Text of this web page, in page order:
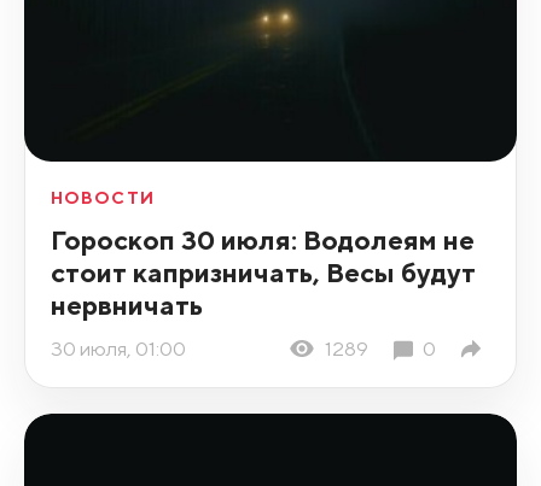
НОВОСТИ
Гороскоп 30 июля: Водолеям не
стоит капризничать, Весы будут
нервничать
30 июля, 01:00 1289 0